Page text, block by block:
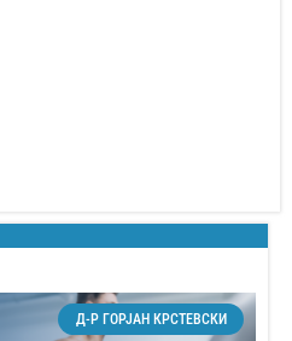
Д-Р ГОРЈАН КРСТЕВСКИ